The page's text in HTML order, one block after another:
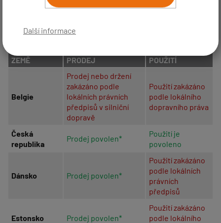
Další informace
detektorGENEVO MAX.
ZEMĚ PRODEJ POUŽITÍ
Belgie
Prodej nebo držení
zakázáno podle
lokálních právních
předpisů v silniční
dopravě
Použití zakázáno
podle lokálního
dopravního práva
Česká
republika
Prodej povolen*
Použití je
povoleno
Dánsko Prodej povolen*
Použití zakázáno
podle lokálních
právních
předpisů
Estonsko Prodej povolen*
Použití zakázáno
podle lokálního